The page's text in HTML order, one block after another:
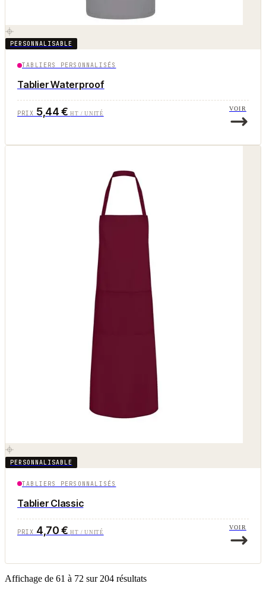
PERSONNALISABLE
TABLIERS PERSONNALISÉS
Tablier Waterproof
PRIX 5,44 €HT / UNITÉ
VOIR
PERSONNALISABLE
TABLIERS PERSONNALISÉS
Tablier Classic
PRIX 4,70 €HT / UNITÉ
VOIR
Affichage de 61 à 72 sur 204 résultats